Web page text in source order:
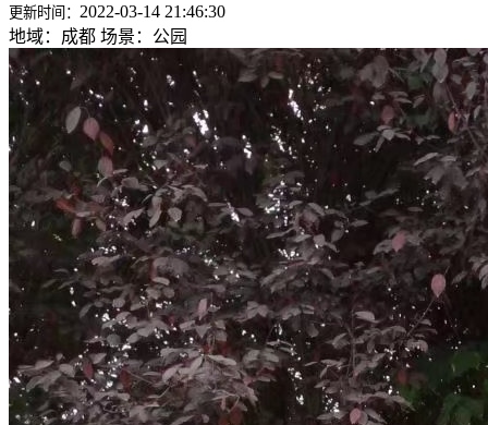
更新时间： 2022-03-14 21:46:30
地域：成都 场景：公园